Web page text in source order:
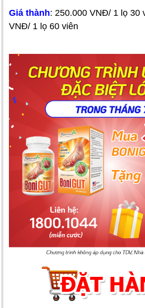
Giá thành: 250.000 VNĐ/ 1 lọ 30
VNĐ/ 1 lọ 60 viên